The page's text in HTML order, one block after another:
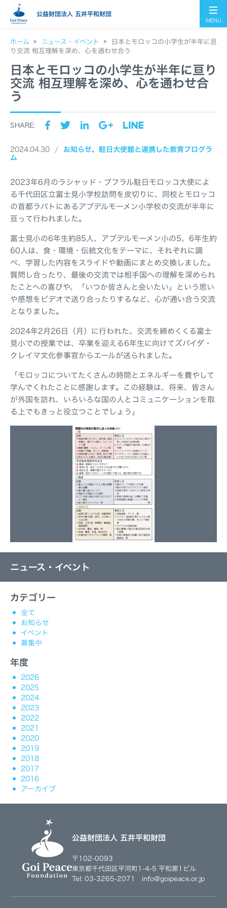
公益財団法人 五井平和財団
MENU
ホーム ニュース・イベント
日本とモロッコの小学生が半年に亘
り交流 相互理解を深め、心を通わせ合う
日本とモロッコの小学生が半年に亘り
交流 相互理解を深め、心を通わせ合
う
SHARE:
2024.04.30 お知らせ
駐日大使館と連携した教育プログラ
ム
2023年6月のラシャッド・ブフラル駐日モロッコ大使によ
る千代田区立富士見小学校訪問を皮切りに、同校とモロッコ
の首都ラバトにあるアブデルモーメン小学校の交流が半年に
亘って行われました。
富士見小の6年生約85人、アブデルモーメン小の5、6年生約
60人は、食・環境・伝統文化をテーマに、それぞれに調
べ、学習した内容をスライドや動画にまとめ交換しました。
質問し合ったり、最後の交流では相手国への理解を深められ
たことへの喜びや、「いつか皆さんと会いたい」という思い
や感想をビデオで送り合ったりするなど、心が通い合う交流
となりました。
2024年2月26日（月）に行われた、交流を締めくくる富士
見小での授業では、卒業を迎える6年生に向けてズバイダ・
クレイマ文化参事官からエールが送られました。
「モロッコについてたくさんの時間とエネルギーを費やして
学んでくれたことに感謝します。この経験は、将来、皆さん
が外国を訪れ、いろいろな国の人とコミュニケーションを取
る上でもきっと役立つことでしょう」
ニュース・イベント
カテゴリー
全て
お知らせ
イベント
募集中
年度
2026
2025
2024
2023
2022
2021
2020
2019
2018
2017
2016
アーカイブ
公益財団法人 五井平和財団
〒102-0093
東京都千代田区平河町1-4-5 平和第1ビル
Tel: 03-3265-2071 info@goipeace.or.jp